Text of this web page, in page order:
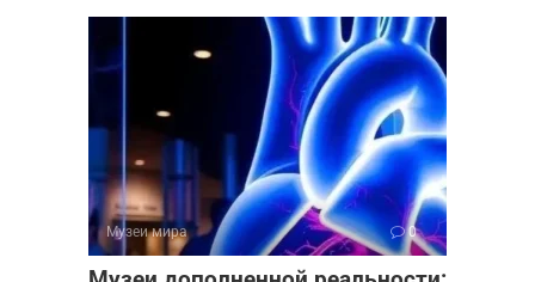
Музеи мира 0